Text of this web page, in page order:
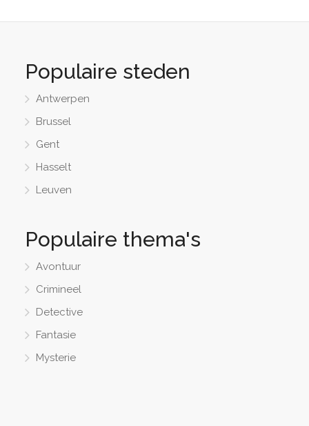
Populaire steden
Antwerpen
Brussel
Gent
Hasselt
Leuven
Populaire thema's
Avontuur
Crimineel
Detective
Fantasie
Mysterie